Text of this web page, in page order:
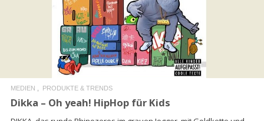
READ MORE
MEDIEN PRODUKTE & TRENDS
Dikka – Oh yeah! HipHop für Kids